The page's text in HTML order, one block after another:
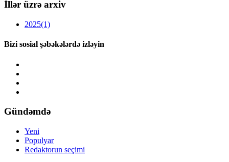
İllər üzrə arxiv
2025(1)
Bizi sosial şəbəkələrdə izləyin
Gündəmdə
Yeni
Populyar
Redaktorun seçimi